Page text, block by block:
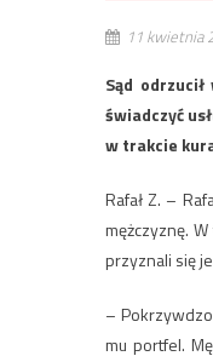
11 kwietnia
Sąd
świadczyć
w trakcie
Rafał Z. –
mężczyznę.
przyznali się
–
mu portfel.